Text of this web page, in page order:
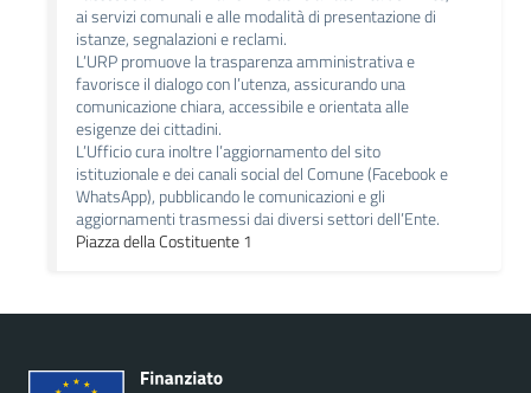
ai servizi comunali e alle modalità di presentazione di
istanze, segnalazioni e reclami.
L’URP promuove la trasparenza amministrativa e
favorisce il dialogo con l’utenza, assicurando una
comunicazione chiara, accessibile e orientata alle
esigenze dei cittadini.
L’Ufficio cura inoltre l’aggiornamento del sito
istituzionale e dei canali social del Comune (Facebook e
WhatsApp), pubblicando le comunicazioni e gli
aggiornamenti trasmessi dai diversi settori dell’Ente.
Piazza della Costituente 1